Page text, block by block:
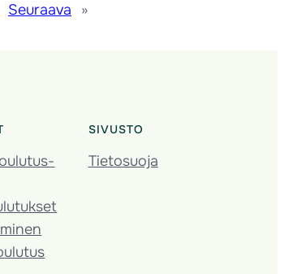
Seuraava »
SIVUSTO
Tietosuoja